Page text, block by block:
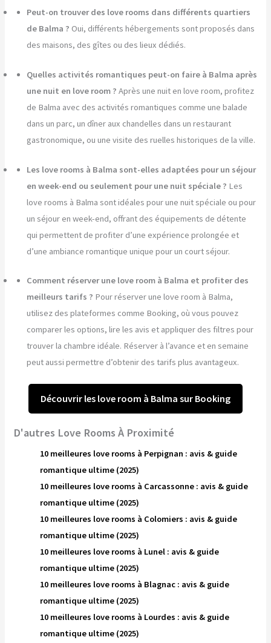
Peut-on trouver des love rooms dans différents quartiers
de Balma ? Oui, différents hébergements sont proposés dans
des maisons, des gîtes ou des lieux dédiés.
Quelles activités romantiques peut-on faire à Balma après
une nuit en love room ? Après une nuit en love room, profitez
de Balma avec des activités romantiques comme une balade
dans un parc, un dîner aux chandelles dans un restaurant
gastronomique, ou une visite des ruelles historiques de la ville.
Les love rooms à Balma sont-elles adaptées pour un séjour
en week-end ou seulement pour une nuit spéciale ? Les
love rooms à Balma sont idéales pour une nuit spéciale ou pour
un séjour en week-end, offrant des équipements de détente
qui permettent de profiter d’une expérience prolongée et
d’une ambiance romantique unique pour un court séjour.
Comment réserver une love room à Balma et profiter des
meilleurs tarifs ? Pour réserver une love room à Balma,
utilisez des plateformes comme Booking, où vous pouvez
comparer les options, lire les avis et appliquer des filtres pour
trouver la chambre idéale. Réserver à l’avance et en semaine
peut aussi permettre d’obtenir des tarifs plus avantageux.
Découvrir les love room à Balma sur Booking
D'autres Love Rooms À Proximité
10 meilleures love rooms à Perpignan : avis & guide
romantique ultime (2025)
10 meilleures love rooms à Carcassonne : avis & guide
romantique ultime (2025)
10 meilleures love rooms à Colomiers : avis & guide
romantique ultime (2025)
10 meilleures love rooms à Lunel : avis & guide
romantique ultime (2025)
10 meilleures love rooms à Blagnac : avis & guide
romantique ultime (2025)
10 meilleures love rooms à Lourdes : avis & guide
romantique ultime (2025)